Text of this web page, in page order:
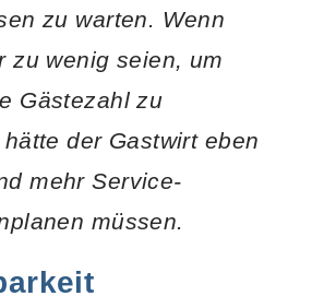
zu warten. Wenn
zu wenig seien, um
Gästezahl zu
der Gastwirt eben
mehr Service-
müssen.